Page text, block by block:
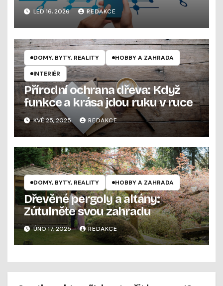
pořádek v možnostech bez
zbytečných omylů
LED 16, 2026 REDAKCE
DOMY, BYTY, REALITY
HOBBY A ZAHRADA
INTERIÉR
Přírodní ochrana dřeva: Když
funkce a krása jdou ruku v ruce
KVĚ 25, 2025 REDAKCE
DOMY, BYTY, REALITY HOBBY A ZAHRADA
Dřevěné pergoly a altány:
Zútulněte svou zahradu
ÚNO 17, 2025 REDAKCE